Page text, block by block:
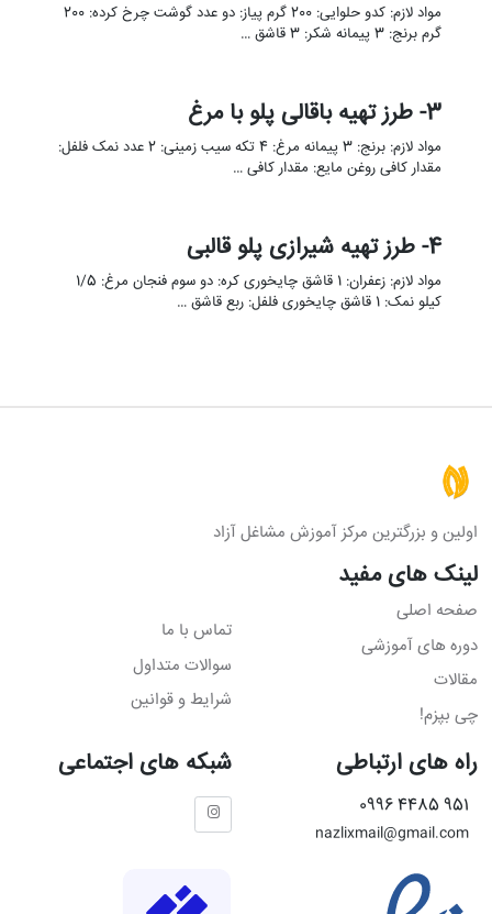
مواد لازم: کدو حلوایی: 200 گرم پیاز: دو عدد گوشت چرخ کرده: 200
گرم برنج: 3 پیمانه شکر: 3 قاشق …
3- طرز تهیه باقالی پلو با مرغ
مواد لازم: برنج: 3 پیمانه مرغ: 4 تکه سیب زمینی: 2 عدد نمک فلفل:
مقدار کافی روغن مایع: مقدار کافی …
4- طرز تهیه شیرازی پلو قالبی
مواد لازم: زعفران: 1 قاشق چایخوری کره: دو سوم فنجان مرغ: 1/5
کیلو نمک: 1 قاشق چایخوری فلفل: ربع قاشق …
اولین و بزرگترین مرکز آموزش مشاغل آزاد
لینک های مفید
صفحه اصلی
دوره های آموزشی
مقالات
چی بپزم!
تماس با ما
سوالات متداول
شرایط و قوانین
راه های ارتباطی
951 4485 0996
nazlixmail@gmail.com
شبکه های اجتماعی